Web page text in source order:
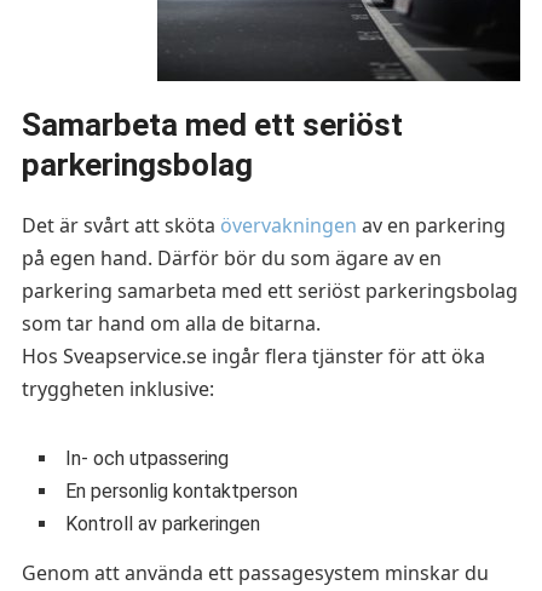
Samarbeta med ett seriöst
parkeringsbolag
Det är svårt att sköta övervakningen av en parkering
på egen hand. Därför bör du som ägare av en
parkering samarbeta med ett seriöst parkeringsbolag
som tar hand om alla de bitarna.
Hos Sveapservice.se ingår flera tjänster för att öka
tryggheten inklusive:
In- och utpassering
En personlig kontaktperson
Kontroll av parkeringen
Genom att använda ett passagesystem minskar du